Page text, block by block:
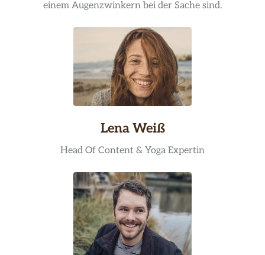
einem Augenzwinkern bei der Sache sind.
Lena Weiß
Head Of Content & Yoga Expertin